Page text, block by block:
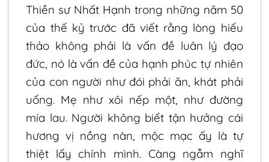
Thiền sư Nhất Hạnh trong những năm 50
của thế kỷ trước đã viết rằng lòng hiếu
thảo không phải là vấn đề luân lý đạo
đức, nó là vấn đề của hạnh phúc tự nhiên
của con người như đói phải ăn, khát phải
uống. Mẹ như xôi nếp một, như đường
mía lau. Người không biết tận hưởng cái
hương vị nồng nàn, mộc mạc ấy là tự
thiệt lấy chính mình. Càng ngẫm nghĩ